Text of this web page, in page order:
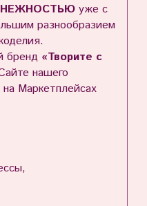
уже с
разнообразием
бренд «Творите с
нашего
Маркетплейсах